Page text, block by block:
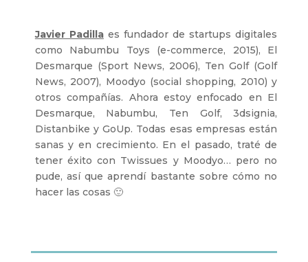
Javier Padillaes fundador de startups digitales
como Nabumbu Toys (e-commerce, 2015), El
Desmarque (Sport News, 2006), Ten Golf (Golf
News, 2007), Moodyo (social shopping, 2010) y
otros compañías. Ahora estoy enfocado en El
Desmarque, Nabumbu, Ten Golf, 3dsignia,
Distanbike y GoUp. Todas esas empresas están
sanas y en crecimiento. En el pasado, traté de
tener éxito con Twissues y Moodyo… pero no
pude, así que aprendí bastante sobre cómo no
hacer las cosas 🙂